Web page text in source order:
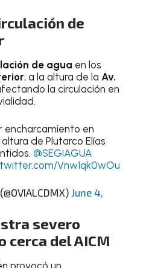
de
de agua en los
, a la altura de laAv.
la circulación en
encharcamiento en
de Plutarco Elías
@SEGIAGUA
Vnw1qk0wOu
June 4,
severo
cerca del AICM